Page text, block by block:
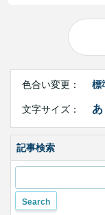
Right
Contents
合
変
色合い変更： 標
文字サイズ： あ
記事検索